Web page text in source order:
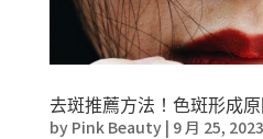
去斑推薦方法！色斑形成
by Pink Beauty| 9 月 25, 2023